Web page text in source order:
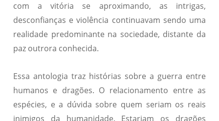
com a vitória se aproximando, as intrigas,
desconfianças e violência continuavam sendo uma
realidade predominante na sociedade, distante da
paz outrora conhecida.
Essa antologia traz histórias sobre a guerra entre
humanos e dragões. O relacionamento entre as
espécies, e a dúvida sobre quem seriam os reais
inimigos da humanidade. Estariam os dragões